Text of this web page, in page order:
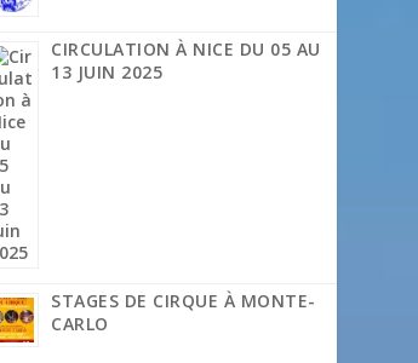
CIRCULATION À NICE DU 05 AU
13 JUIN 2025
STAGES DE CIRQUE À MONTE-
CARLO